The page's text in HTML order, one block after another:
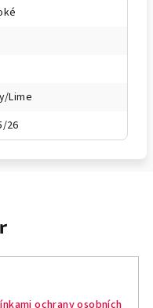
Lime
26
ochrany osobních